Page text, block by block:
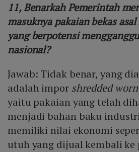
11, Benarkah Pemerintah
masuknya pakaian bekas
yang berpotensi
nasional?
Jawab: Tidak benar, yang
adalah imporshredded
yaitu pakaian yang telah
menjadi bahan baku
memiliki nilai ekonomi
utuh yang dijual kembali ke